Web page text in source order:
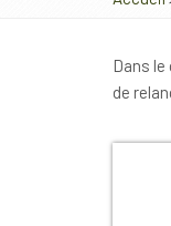
Dans
de